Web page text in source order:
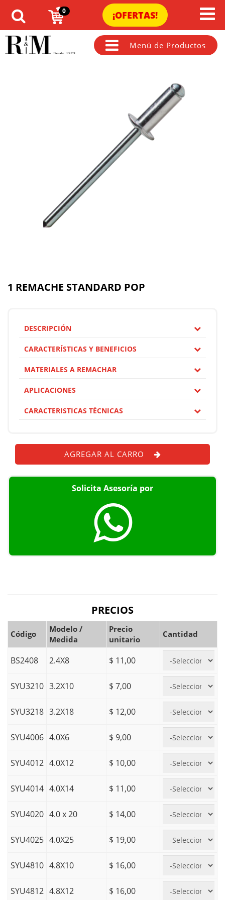
0 ¡OFERTAS!
Menú de Productos
1 REMACHE STANDARD POP
DESCRIPCIÓN
CARACTERÍSTICAS Y BENEFICIOS
MATERIALES A REMACHAR
APLICACIONES
CARACTERISTICAS TÉCNICAS
AGREGAR AL CARRO
Solicita Asesoría por
PRECIOS
Código
Modelo /
Medida
Precio
unitario
Cantidad
BS2408 2.4X8 $ 11,00
SYU3210 3.2X10 $ 7,00
SYU3218 3.2X18 $ 12,00
SYU4006 4.0X6 $ 9,00
SYU4012 4.0X12 $ 10,00
SYU4014 4.0X14 $ 11,00
SYU4020 4.0 x 20 $ 14,00
SYU4025 4.0X25 $ 19,00
SYU4810 4.8X10 $ 16,00
SYU4812 4.8X12 $ 16,00